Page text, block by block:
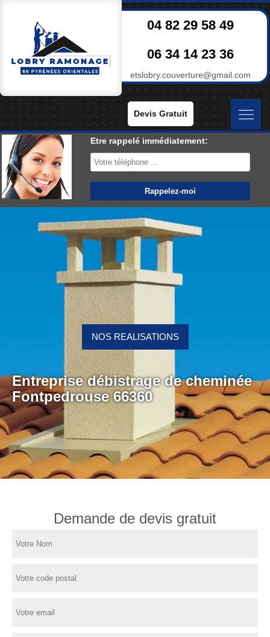
04 82 29 58 49
06 34 14 23 36
etslobry.couverture@gmail.com
Devis Gratuit
Etre rappelé immédiatement:
Entreprise débistrage de cheminée
Fontpedrouse 66360
NOS REALISATIONS
Demande de devis gratuit